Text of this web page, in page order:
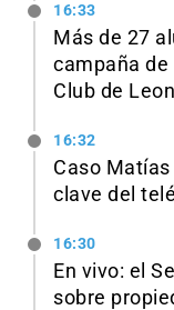
16:33
Más de 27
campaña de
Club de
16:32
Caso
clave del
16:30
En vivo: el
sobre